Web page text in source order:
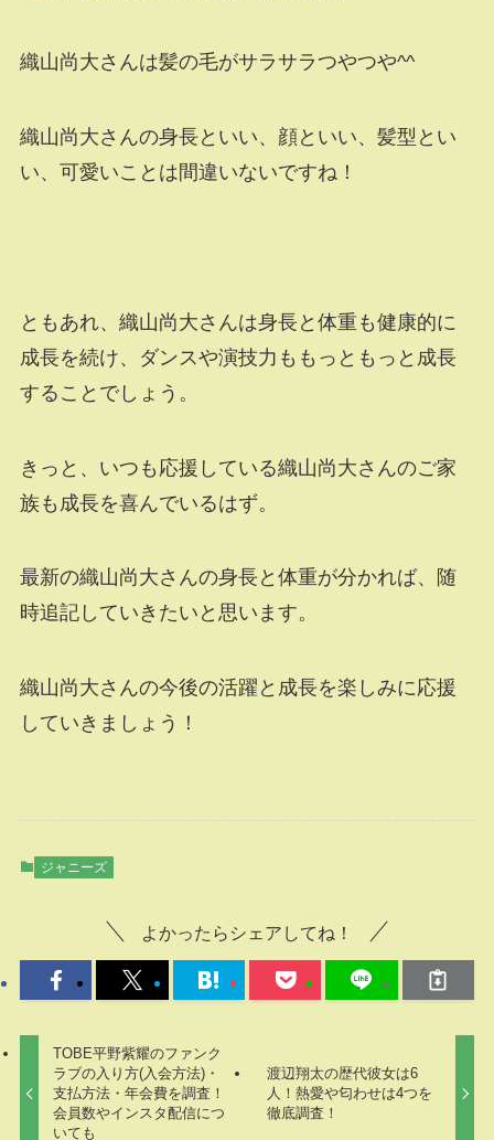
織山尚大さんは髪の毛がサラサラつやつや^^
織山尚大さんの身長といい、顔といい、髪型とい
い、可愛いことは間違いないですね！
ともあれ、織山尚大さんは身長と体重も健康的に
成長を続け、ダンスや演技力ももっともっと成長
することでしょう。
きっと、いつも応援している織山尚大さんのご家
族も成長を喜んでいるはず。
最新の織山尚大さんの身長と体重が分かれば、随
時追記していきたいと思います。
織山尚大さんの今後の活躍と成長を楽しみに応援
していきましょう！
ジャニーズ
よかったらシェアしてね！
TOBE平野紫耀のファンク
ラブの入り方(入会方法)・
支払方法・年会費を調査！
会員数やインスタ配信につ
いても
渡辺翔太の歴代彼女は6
人！熱愛や匂わせは4つを
徹底調査！